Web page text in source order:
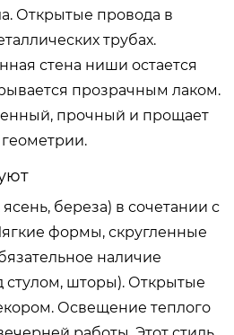
Открытые провода в
трубах.
стена ниши остается
прозрачным лаком.
прочный и прощает
береза) в сочетании с
формы, скругленные
наличие
стулом, шторы). Открытые
Освещение теплого